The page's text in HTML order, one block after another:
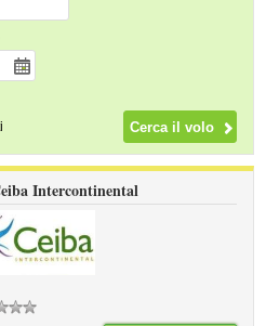
Intercontinental